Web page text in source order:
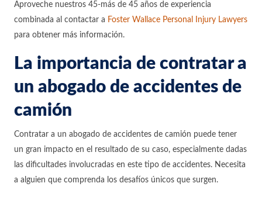
Aproveche nuestros 45-más de 45 años de experiencia
combinada al contactar a Foster Wallace Personal Injury Lawyers
para obtener más información.
La importancia de contratar a
un abogado de accidentes de
camión
Contratar a un abogado de accidentes de camión puede tener
un gran impacto en el resultado de su caso, especialmente dadas
las dificultades involucradas en este tipo de accidentes. Necesita
a alguien que comprenda los desafíos únicos que surgen.